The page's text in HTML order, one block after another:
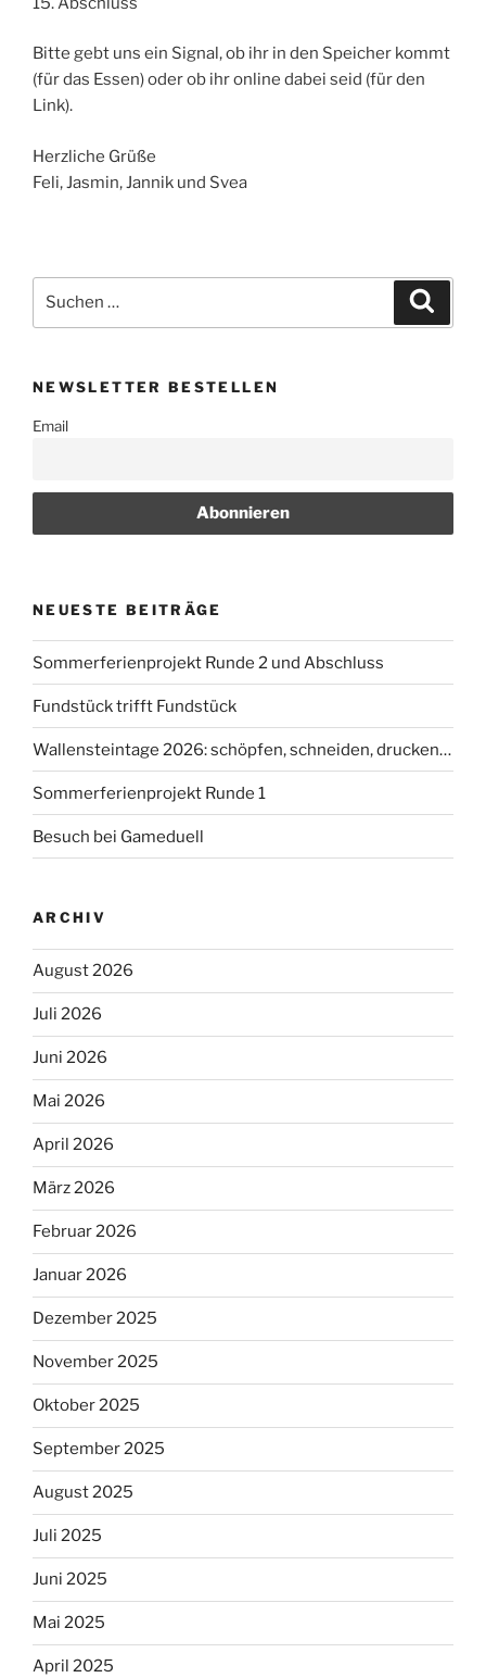
Bitte gebt uns ein Signal, ob ihr in den Speicher kommt
(für das Essen) oder ob ihr online dabei seid (für den
Link).
Herzliche Grüße
Feli, Jasmin, Jannik und Svea
nach:
NEWSLETTER BESTELLEN
Email
NEUESTE BEITRÄGE
Sommerferienprojekt Runde 2 und Abschluss
Fundstück trifft Fundstück
Wallensteintage 2026: schöpfen, schneiden, drucken…
Sommerferienprojekt Runde 1
Besuch bei Gameduell
ARCHIV
August 2026
Juli 2026
Juni 2026
Mai 2026
April 2026
März 2026
Februar 2026
Januar 2026
Dezember 2025
November 2025
Oktober 2025
September 2025
August 2025
Juli 2025
Juni 2025
Mai 2025
April 2025